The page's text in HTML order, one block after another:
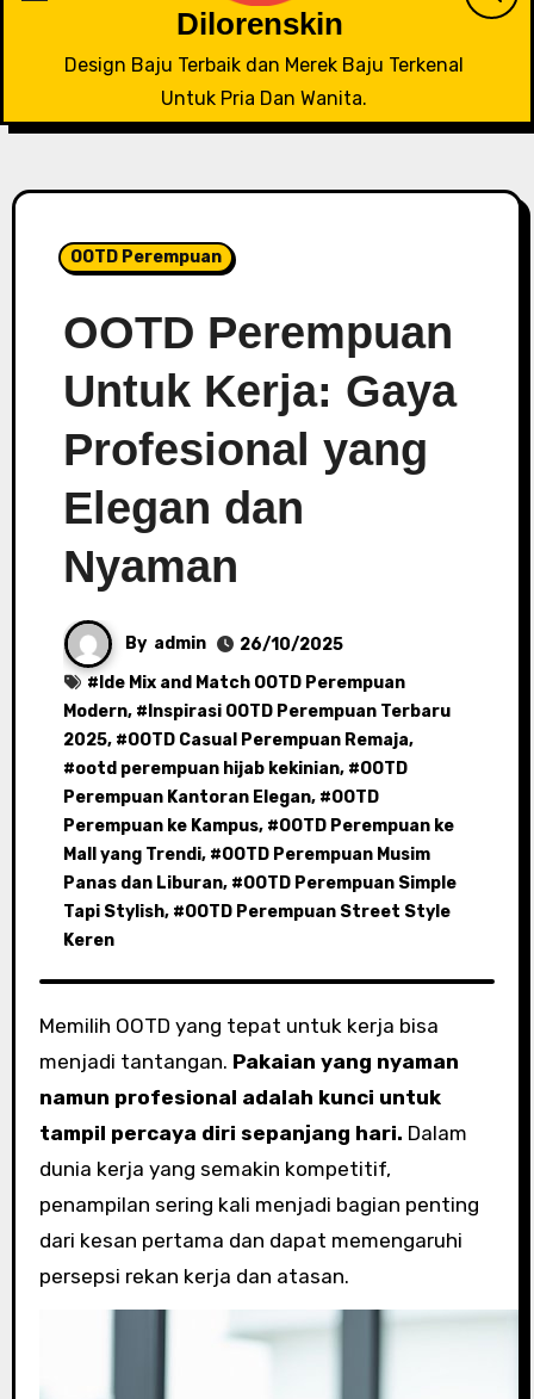
Dilorenskin
Design Baju Terbaik dan Merek Baju Terkenal
Untuk Pria Dan Wanita.
OOTD Perempuan
OOTD Perempuan
Untuk Kerja: Gaya
Profesional yang
Elegan dan
Nyaman
By admin
26/10/2025
# Ide Mix and Match OOTD Perempuan
Modern, # Inspirasi OOTD Perempuan Terbaru
2025, #OOTD Casual Perempuan Remaja,
#ootd perempuan hijab kekinian, #OOTD
Perempuan Kantoran Elegan, #OOTD
Perempuan ke Kampus, #OOTD Perempuan ke
Mall yang Trendi, #OOTD Perempuan Musim
Panas dan Liburan, #OOTD Perempuan Simple
Tapi Stylish, #OOTD Perempuan Street Style
Keren
Memilih OOTD yang tepat untuk kerja bisa
menjadi tantangan. Pakaian yang nyaman
namun profesional adalah kunci untuk
tampil percaya diri sepanjang hari. Dalam
dunia kerja yang semakin kompetitif,
penampilan sering kali menjadi bagian penting
dari kesan pertama dan dapat memengaruhi
persepsi rekan kerja dan atasan.